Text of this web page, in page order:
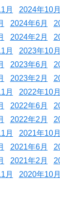
月 2024年10月
2024年6月
2024年2月
月 2023年10月
2023年6月
2023年2月
月 2022年10月
2022年6月
2022年2月
月 2021年10月
2021年6月
2021年2月
月 2020年10月